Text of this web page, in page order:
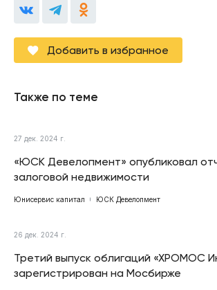
Добавить в избранное
Также по теме
27 дек. 2024 г.
«ЮСК Девелопмент» опубликовал
залоговой недвижимости
Юнисервис капитал ЮСК Девелопмент
26 дек. 2024 г.
Третий выпуск облигаций «ХРОМОС
зарегистрирован на Мосбирже